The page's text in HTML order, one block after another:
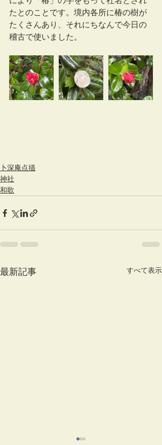
たとのことです。境内各所に椿の樹が
たくさんあり、それにちなんで今日の
稽古で使いました。
卜深庵点描
神社
和歌
最新記事 すべて表示